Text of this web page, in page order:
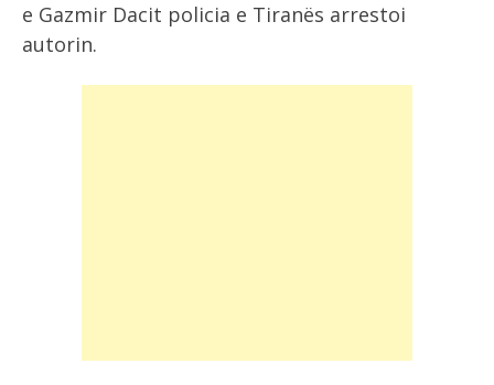
e Gazmir Dacit policia e Tiranës arrestoi
autorin.